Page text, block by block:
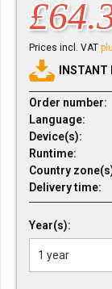
Prices incl. VAT
INSTANT
Order number:
Language:
Device(s):
Runtime:
Country
Delivery time:
Year(s):